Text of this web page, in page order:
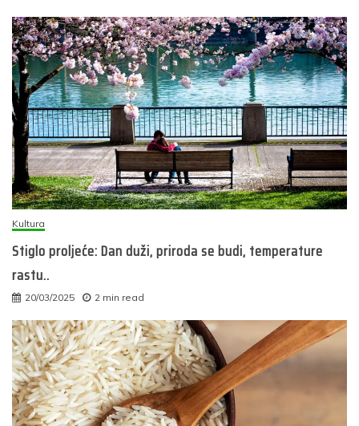
Kultura
Stiglo proljeće: Dan duži, priroda se budi, temperature
rastu..
20/03/2025 2 min read